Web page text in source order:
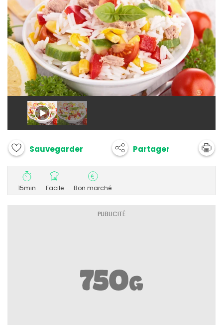
Sauvegarder Partager
15min Facile Bon marché